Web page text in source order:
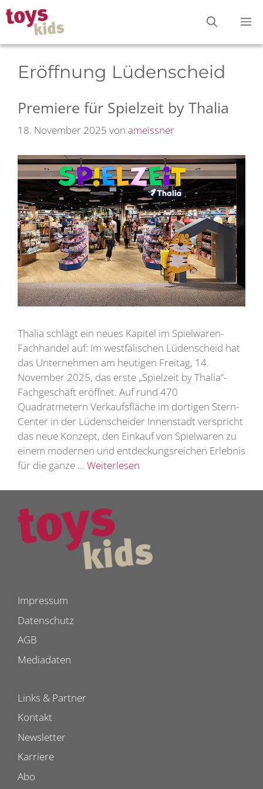
Zum
Inhalt
springen
Eröffnung Lüdenscheid
Premiere für Spielzeit by Thalia
18. November 2025 von ameissner
Thalia schlägt ein neues Kapitel im Spielwaren-
Fachhandel auf: Im westfälischen Lüdenscheid hat
das Unternehmen am heutigen Freitag, 14.
November 2025, das erste „Spielzeit by Thalia“-
Fachgeschäft eröffnet. Auf rund 470
Quadratmetern Verkaufsfläche im dortigen Stern-
Center in der Lüdenscheider Innenstadt verspricht
das neue Konzept, den Einkauf von Spielwaren zu
einem modernen und entdeckungsreichen Erlebnis
für die ganze … Weiterlesen
Impressum
Datenschutz
AGB
Mediadaten
Links & Partner
Kontakt
Newsletter
Karriere
Abo